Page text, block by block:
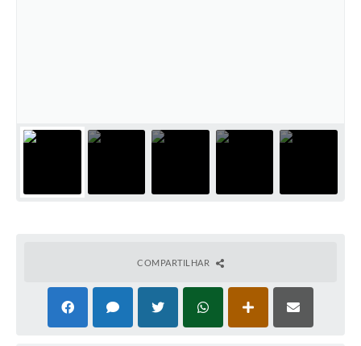
Festival Gastronômico
COMPARTILHAR